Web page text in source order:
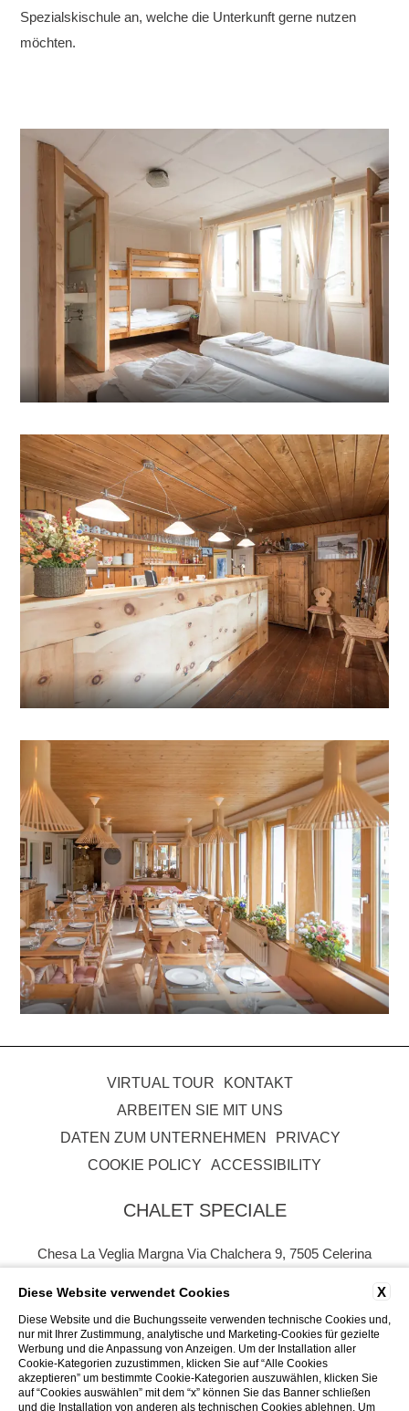
Spezialskischule an, welche die Unterkunft gerne nutzen
möchten.
VIRTUAL TOUR
KONTAKT
ARBEITEN SIE MIT UNS
DATEN ZUM UNTERNEHMEN
PRIVACY
COOKIE POLICY
ACCESSIBILITY
CHALET SPECIALE
Chesa La Veglia Margna Via Chalchera 9, 7505 Celerina
Email.hotel@chaletspeciale.com
P.Iva. CHE - 113.724.220
X
Diese Website verwendet Cookies
Diese Website und die Buchungsseite verwenden technische Cookies und,
nur mit Ihrer Zustimmung, analytische und Marketing-Cookies für gezielte
Werbung und die Anpassung von Anzeigen. Um der Installation aller
Cookie-Kategorien zuzustimmen, klicken Sie auf “Alle Cookies
akzeptieren” um bestimmte Cookie-Kategorien auszuwählen, klicken Sie
auf “Cookies auswählen” mit dem “x” können Sie das Banner schließen
und die Installation von anderen als technischen Cookies ablehnen. Um